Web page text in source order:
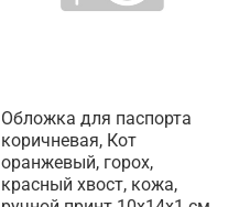
Обложка для паспорта
коричневая, Кот
оранжевый, горох,
красный хвост, кожа,